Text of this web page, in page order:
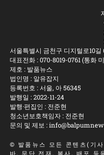
서울특별시 금천구 디지털로10길
대표전화 :070-8019-0761(통화
제호 : 발품뉴스
법인명 : 알유잡지
등록번호 : 서울, 아 56345
발행일 : 2022-11-24
발행·편집인 : 전준현
청소년보호책임자 : 전준현
문의 및 제보 :
© 발품뉴스
모든 콘텐츠(기
바, 무단 전재, 복사, 배포 등